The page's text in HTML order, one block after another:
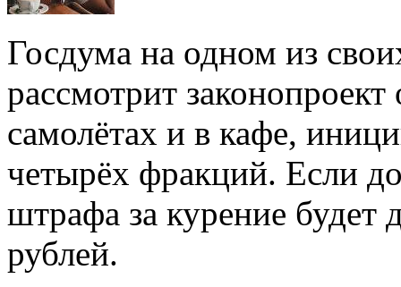
Госдума на одном из
рассмотрит
самолётах и в кафе,
четырёх фракций. Если
штрафа за курение будет
рублей.